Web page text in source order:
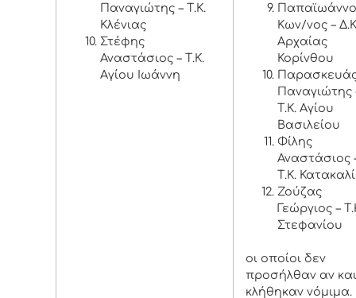
Παναγιώτης – Τ.Κ.
Κλένιας
Στέφης
Αναστάσιος – Τ.Κ.
Αγίου Ιωάννη
Κων/νος –
Αρχαίας
Κορίνθου
Παναγιώτης
Τ.Κ. Αγίου
Βασιλείου
Φίλης
Αναστάσιος
Τ.Κ.
Ζούζας
Γεώργιος –
Στεφανίου
οι οποίοι δεν
προσήλθαν αν και
κλήθηκαν νόμιμα.